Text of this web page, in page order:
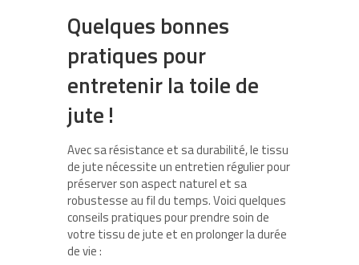
Quelques bonnes
pratiques pour
entretenir la toile de
jute !
Avec sa résistance et sa durabilité, le tissu
de jute nécessite un entretien régulier pour
préserver son aspect naturel et sa
robustesse au fil du temps. Voici quelques
conseils pratiques pour prendre soin de
votre tissu de jute et en prolonger la durée
de vie :